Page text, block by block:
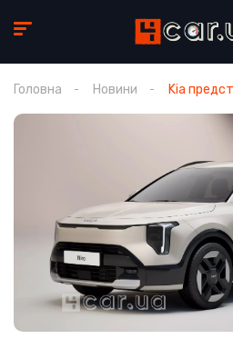
Головна Новини Kia